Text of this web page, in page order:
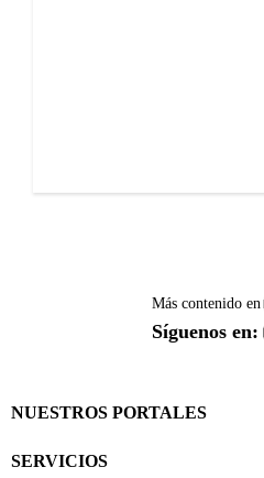
Más contenido en
Síguenos en:
NUESTROS PORTALES
SERVICIOS